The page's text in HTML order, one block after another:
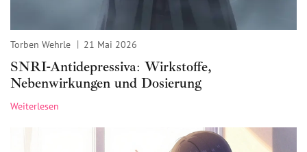
Torben Wehrle 21 Mai 2026
SNRI-Antidepressiva: Wirkstoffe,
Nebenwirkungen und Dosierung
Weiterlesen